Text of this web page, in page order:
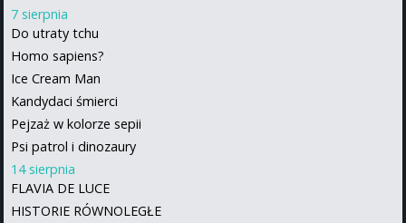
7 sierpnia
Do utraty tchu
Homo sapiens?
Ice Cream Man
Kandydaci śmierci
Pejzaż w kolorze sepii
Psi patrol i dinozaury
14 sierpnia
FLAVIA DE LUCE
HISTORIE RÓWNOLEGŁE